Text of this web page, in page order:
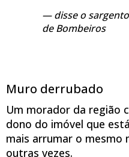
disse o
de Bombeiros
Muro derrubado
Um morador da região
dono do imóvel que
mais arrumar o mesmo
outras vezes.